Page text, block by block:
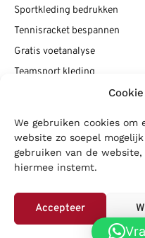
We gebruiken cookies om
website zo soepel
gebruiken van de
hiermee instemt.
Accepteer
Sportkleding bedrukken
Tennisracket bespannen
Gratis voetanalyse
Teamsport kleding
Vacatures
Blogs
LOWA|Adidas| Mizuno|